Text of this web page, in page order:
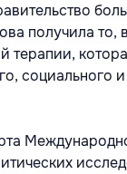
получила то,
терапии,
социального